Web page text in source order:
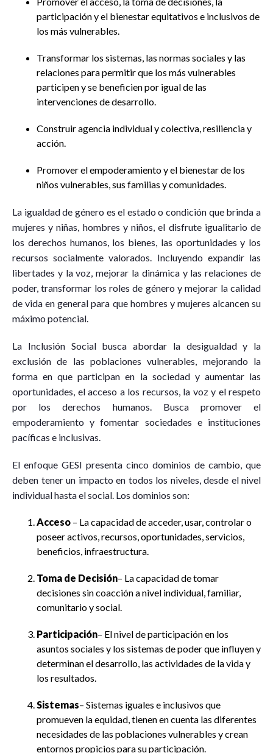
participación y el bienestar equitativos e inclusivos de
los más vulnerables.
Transformar los sistemas, las normas sociales y las
relaciones para permitir que los más vulnerables
participen y se beneficien por igual de las
intervenciones de desarrollo.
Construir agencia individual y colectiva, resiliencia y
acción.
Promover el empoderamiento y el bienestar de los
niños vulnerables, sus familias y comunidades.
La igualdad de género es el estado o condición que brinda a
mujeres y niñas, hombres y niños, el disfrute igualitario de
los derechos humanos, los bienes, las oportunidades y los
recursos socialmente valorados. Incluyendo expandir las
libertades y la voz, mejorar la dinámica y las relaciones de
poder, transformar los roles de género y mejorar la calidad
de vida en general para que hombres y mujeres alcancen su
máximo potencial.
La Inclusión Social busca abordar la desigualdad y la
exclusión de las poblaciones vulnerables, mejorando la
forma en que participan en la sociedad y aumentar las
oportunidades, el acceso a los recursos, la voz y el respeto
por los derechos humanos. Busca promover el
empoderamiento y fomentar sociedades e instituciones
pacíficas e inclusivas.
El enfoque GESI presenta cinco dominios de cambio, que
deben tener un impacto en todos los niveles, desde el nivel
individual hasta el social. Los dominios son:
Acceso – La capacidad de acceder, usar, controlar o
poseer activos, recursos, oportunidades, servicios,
beneficios, infraestructura.
Toma de Decisión– La capacidad de tomar
decisiones sin coacción a nivel individual, familiar,
comunitario y social.
Participación– El nivel de participación en los
asuntos sociales y los sistemas de poder que influyen y
determinan el desarrollo, las actividades de la vida y
los resultados.
Sistemas– Sistemas iguales e inclusivos que
promueven la equidad, tienen en cuenta las diferentes
necesidades de las poblaciones vulnerables y crean
entornos propicios para su participación.